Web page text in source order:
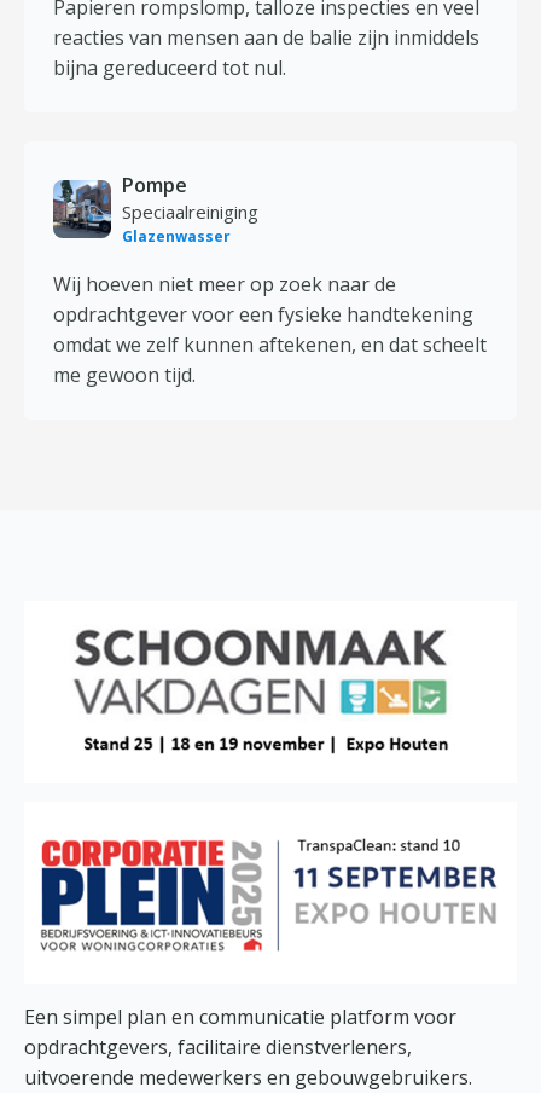
Papieren rompslomp, talloze inspecties en veel
reacties van mensen aan de balie zijn inmiddels
bijna gereduceerd tot nul.
Pompe
Speciaalreiniging
Glazenwasser
Wij hoeven niet meer op zoek naar de
opdrachtgever voor een fysieke handtekening
omdat we zelf kunnen aftekenen, en dat scheelt
me gewoon tijd.
Een simpel plan en communicatie platform voor
opdrachtgevers, facilitaire dienstverleners,
uitvoerende medewerkers en gebouwgebruikers.